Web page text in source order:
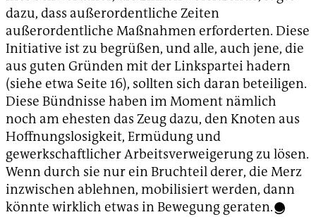
dazu, dass außerordentliche Zeiten
außerordentliche Maßnahmen erforderten. Diese
Initiative ist zu begrüßen, und alle, auch jene, die
aus guten Gründen mit der Linkspartei hadern
(siehe etwa Seite 16), sollten sich daran beteiligen.
Diese Bündnisse haben im Moment nämlich
noch am ehesten das Zeug dazu, den Knoten aus
Hoffnungslosigkeit, Ermüdung und
gewerkschaftlicher Arbeitsverweigerung zu lösen.
Wenn durch sie nur ein Bruchteil derer, die Merz
inzwischen ablehnen, mobilisiert werden, dann
könnte wirklich etwas in Bewegung geraten.